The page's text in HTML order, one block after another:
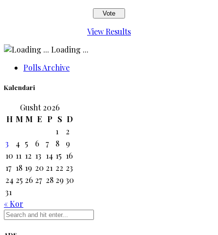
View Results
Loading ...
Polls Archive
Kalendari
Gusht 2026
H M M E P S D
1
2
3
4 5 6 7 8
9
10 11 12 13 14 15 16
17 18 19 20 21 22 23
24 25 26 27 28 29 30
31
« Kor